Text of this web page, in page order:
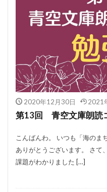
2020年12月30日 2021
第13回 青空文庫朗読
こんばんわ。 いつも「海のま
ありがとうございます。 さて
課題がわかりました […]